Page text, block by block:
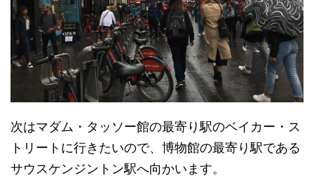
次はマダム・タッソー館の最寄り駅のベイカー・ス
トリートに行きたいので、博物館の最寄り駅である
サウスケンジントン駅へ向かいます。